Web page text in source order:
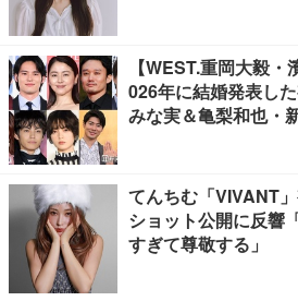
【WEST.重岡大毅
026年に結婚発表し
みな実＆亀梨和也・
てんちむ「VIVANT
ショット公開に反響
すぎて尊敬する」